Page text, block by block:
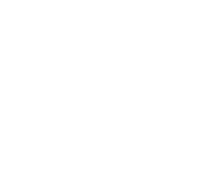
& STALD
RYTTER